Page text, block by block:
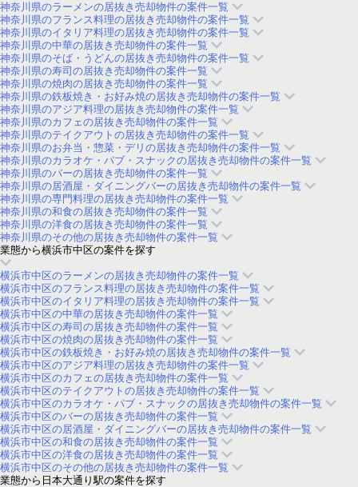
神奈川県のラーメンの居抜き売却物件の案件一覧
神奈川県のフランス料理の居抜き売却物件の案件一覧
神奈川県のイタリア料理の居抜き売却物件の案件一覧
神奈川県の中華の居抜き売却物件の案件一覧
神奈川県のそば・うどんの居抜き売却物件の案件一覧
神奈川県の寿司の居抜き売却物件の案件一覧
神奈川県の焼肉の居抜き売却物件の案件一覧
神奈川県の鉄板焼き・お好み焼の居抜き売却物件の案件一覧
神奈川県のアジア料理の居抜き売却物件の案件一覧
神奈川県のカフェの居抜き売却物件の案件一覧
神奈川県のテイクアウトの居抜き売却物件の案件一覧
神奈川県のお弁当・惣菜・デリの居抜き売却物件の案件一覧
神奈川県のカラオケ・パブ・スナックの居抜き売却物件の案件一覧
神奈川県のバーの居抜き売却物件の案件一覧
神奈川県の居酒屋・ダイニングバーの居抜き売却物件の案件一覧
神奈川県の専門料理の居抜き売却物件の案件一覧
神奈川県の和食の居抜き売却物件の案件一覧
神奈川県の洋食の居抜き売却物件の案件一覧
神奈川県のその他の居抜き売却物件の案件一覧
業態から横浜市中区の案件を探す
横浜市中区のラーメンの居抜き売却物件の案件一覧
横浜市中区のフランス料理の居抜き売却物件の案件一覧
横浜市中区のイタリア料理の居抜き売却物件の案件一覧
横浜市中区の中華の居抜き売却物件の案件一覧
横浜市中区の寿司の居抜き売却物件の案件一覧
横浜市中区の焼肉の居抜き売却物件の案件一覧
横浜市中区の鉄板焼き・お好み焼の居抜き売却物件の案件一覧
横浜市中区のアジア料理の居抜き売却物件の案件一覧
横浜市中区のカフェの居抜き売却物件の案件一覧
横浜市中区のテイクアウトの居抜き売却物件の案件一覧
横浜市中区のカラオケ・パブ・スナックの居抜き売却物件の案件一覧
横浜市中区のバーの居抜き売却物件の案件一覧
横浜市中区の居酒屋・ダイニングバーの居抜き売却物件の案件一覧
横浜市中区の和食の居抜き売却物件の案件一覧
横浜市中区の洋食の居抜き売却物件の案件一覧
横浜市中区のその他の居抜き売却物件の案件一覧
業態から日本大通り駅の案件を探す